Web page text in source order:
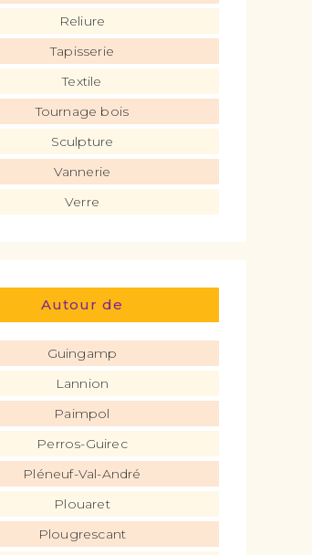
Reliure
Tapisserie
Textile
Tournage bois
Sculpture
Vannerie
Verre
Autour de
Guingamp
Lannion
Paimpol
Perros-Guirec
Pléneuf-Val-André
Plouaret
Plougrescant